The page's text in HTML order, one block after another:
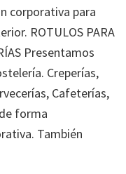
corporativa para
ROTULOS PARA
Presentamos
Creperías,
Cafeterías,
forma
También